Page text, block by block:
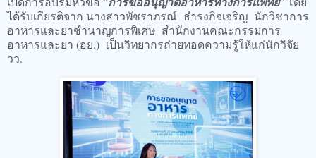
ได้รับเกียรติจาก นางสาวพัชราภรณ์ ธำรงกิจเจริญ นักวิชาการ
อาหารและยาชำนาญการพิเศษ สำนักงานคณะกรรมการ
อาหารและยา (อย.) เป็นวิทยากรถ่ายทอดความรู้ให้แก่นักวิจัย
วว.